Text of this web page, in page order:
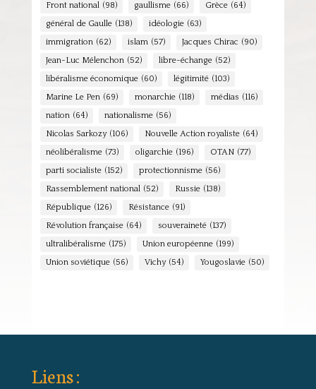
Front national (98) gaullisme (66) Grèce (64)
général de Gaulle (138) idéologie (63)
immigration (62) islam (57) Jacques Chirac (90)
Jean-Luc Mélenchon (52) libre-échange (52)
libéralisme économique (60) légitimité (103)
Marine Le Pen (69) monarchie (118) médias (116)
nation (64) nationalisme (56)
Nicolas Sarkozy (106) Nouvelle Action royaliste (64)
néolibéralisme (73) oligarchie (196) OTAN (77)
parti socialiste (152) protectionnisme (56)
Rassemblement national (52) Russie (138)
République (126) Résistance (91)
Révolution française (64) souveraineté (137)
ultralibéralisme (175) Union européenne (199)
Union soviétique (56) Vichy (54) Yougoslavie (50)
Liens :